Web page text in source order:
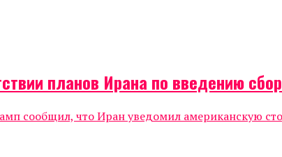
планов Ирана по введению
сообщил, что Иран уведомил американскую